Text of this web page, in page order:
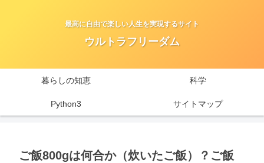
最高に自由で楽しい人生を実現するサイト
ウルトラフリーダム
暮らしの知恵 科学
Python3 サイトマップ
ご飯800gは何合か（炊いたご飯）？ご飯